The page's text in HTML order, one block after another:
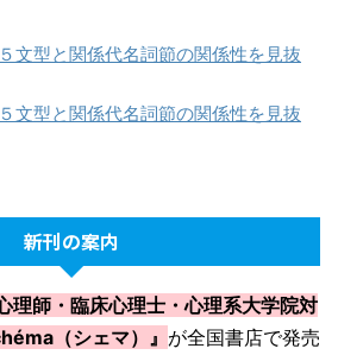
文型と関係代名詞節の関係性を見抜
文型と関係代名詞節の関係性を見抜
新刊の案内
理師・臨床心理士・心理系大学院対
（シェマ）』 が全国書店で発売